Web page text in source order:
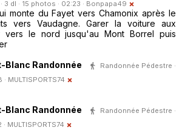
3 dl · 15 photos · 02:23 · Bonpapa49
monte du Fayet vers Chamonix après le
vers Vaudagne. Garer la voiture aux
vers le nord jusqu'au Mont Borrel puis
Blanc Randonnée
Randonnée Pédestre ·
· MULTISPORTS74
Blanc Randonnée
Randonnée Pédestre ·
· MULTISPORTS74